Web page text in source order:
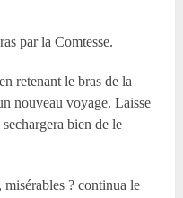
par la Comtesse.
retenant le bras de la
nouveau voyage. Laisse
bien de le
? continua le